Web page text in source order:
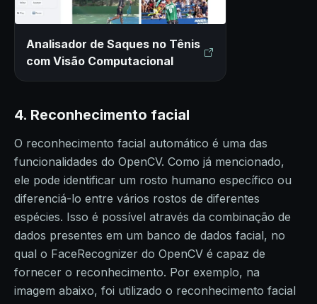
Analisador de Saques no Tênis
com Visão Computacional
4. Reconhecimento facial
O reconhecimento facial automático é uma das
funcionalidades do OpenCV. Como já mencionado,
ele pode identificar um rosto humano específico ou
diferenciá-lo entre vários rostos de diferentes
espécies. Isso é possível através da combinação de
dados presentes em um banco de dados facial, no
qual o FaceRecognizer do OpenCV é capaz de
fornecer o reconhecimento. Por exemplo, na
imagem abaixo, foi utilizado o reconhecimento facial